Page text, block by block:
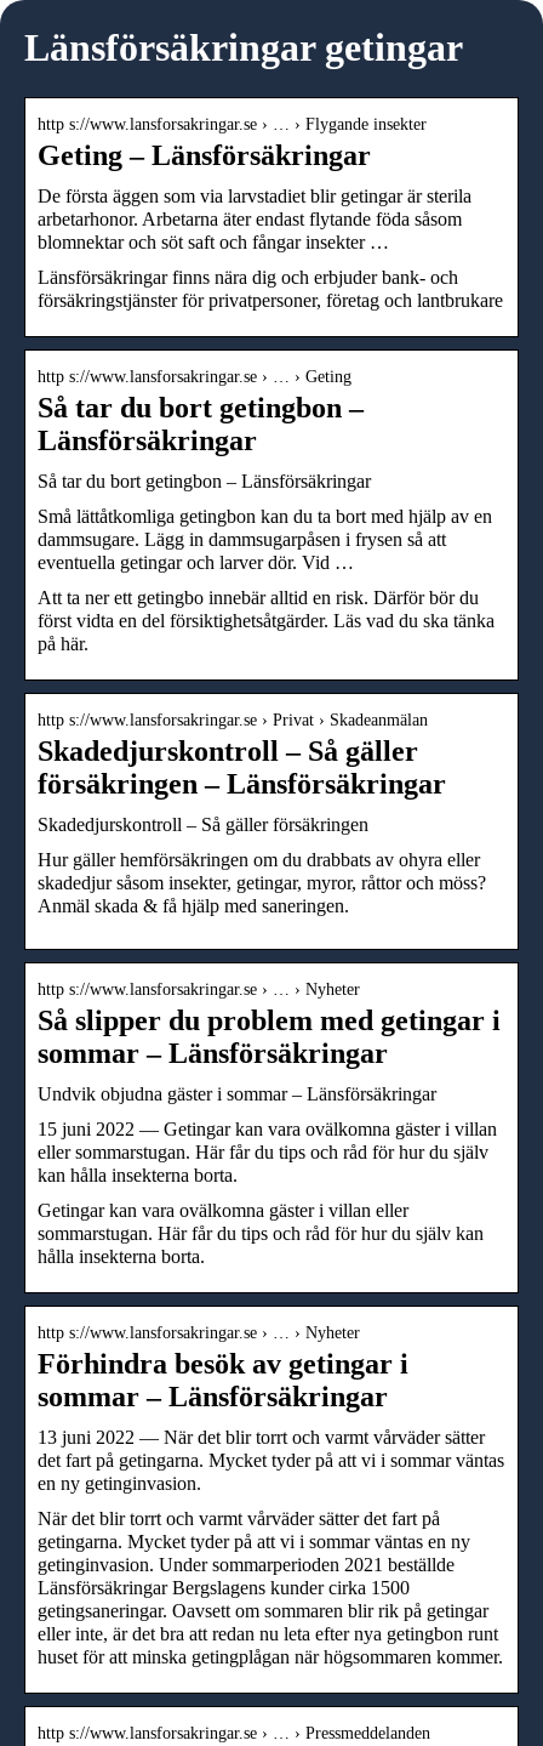
Länsförsäkringar getingar
http s://www.lansforsakringar.se › … › Flygande insekter
Geting – Länsförsäkringar
De första äggen som via larvstadiet blir getingar är sterila
arbetarhonor. Arbetarna äter endast flytande föda såsom
blomnektar och söt saft och fångar insekter …
Länsförsäkringar finns nära dig och erbjuder bank- och
försäkringstjänster för privatpersoner, företag och lantbrukare
http s://www.lansforsakringar.se › … › Geting
Så tar du bort getingbon –
Länsförsäkringar
Så tar du bort getingbon – Länsförsäkringar
Små lättåtkomliga getingbon kan du ta bort med hjälp av en
dammsugare. Lägg in dammsugarpåsen i frysen så att
eventuella getingar och larver dör. Vid …
Att ta ner ett getingbo innebär alltid en risk. Därför bör du
först vidta en del försiktighetsåtgärder. Läs vad du ska tänka
på här.
http s://www.lansforsakringar.se › Privat › Skadeanmälan
Skadedjurskontroll – Så gäller
försäkringen – Länsförsäkringar
Skadedjurskontroll – Så gäller försäkringen
Hur gäller hemförsäkringen om du drabbats av ohyra eller
skadedjur såsom insekter, getingar, myror, råttor och möss?
Anmäl skada & få hjälp med saneringen.
http s://www.lansforsakringar.se › … › Nyheter
Så slipper du problem med getingar i
sommar – Länsförsäkringar
Undvik objudna gäster i sommar – Länsförsäkringar
15 juni 2022 — Getingar kan vara ovälkomna gäster i villan
eller sommarstugan. Här får du tips och råd för hur du själv
kan hålla insekterna borta.
Getingar kan vara ovälkomna gäster i villan eller
sommarstugan. Här får du tips och råd för hur du själv kan
hålla insekterna borta.
http s://www.lansforsakringar.se › … › Nyheter
Förhindra besök av getingar i
sommar – Länsförsäkringar
13 juni 2022 — När det blir torrt och varmt vårväder sätter
det fart på getingarna. Mycket tyder på att vi i sommar väntas
en ny getinginvasion.
När det blir torrt och varmt vårväder sätter det fart på
getingarna. Mycket tyder på att vi i sommar väntas en ny
getinginvasion. Under sommarperioden 2021 beställde
Länsförsäkringar Bergslagens kunder cirka 1500
getingsaneringar. Oavsett om sommaren blir rik på getingar
eller inte, är det bra att redan nu leta efter nya getingbon runt
huset för att minska getingplågan när högsommaren kommer.
http s://www.lansforsakringar.se › … › Pressmeddelanden